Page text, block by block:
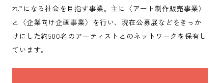
れ”になる社会を目指す事業。主に〈アート制作販売事業〉
と〈企業向け企画事業〉を行い、現在公募展などをきっか
けにした約500名のアーティストとのネットワークを保有し
ています。